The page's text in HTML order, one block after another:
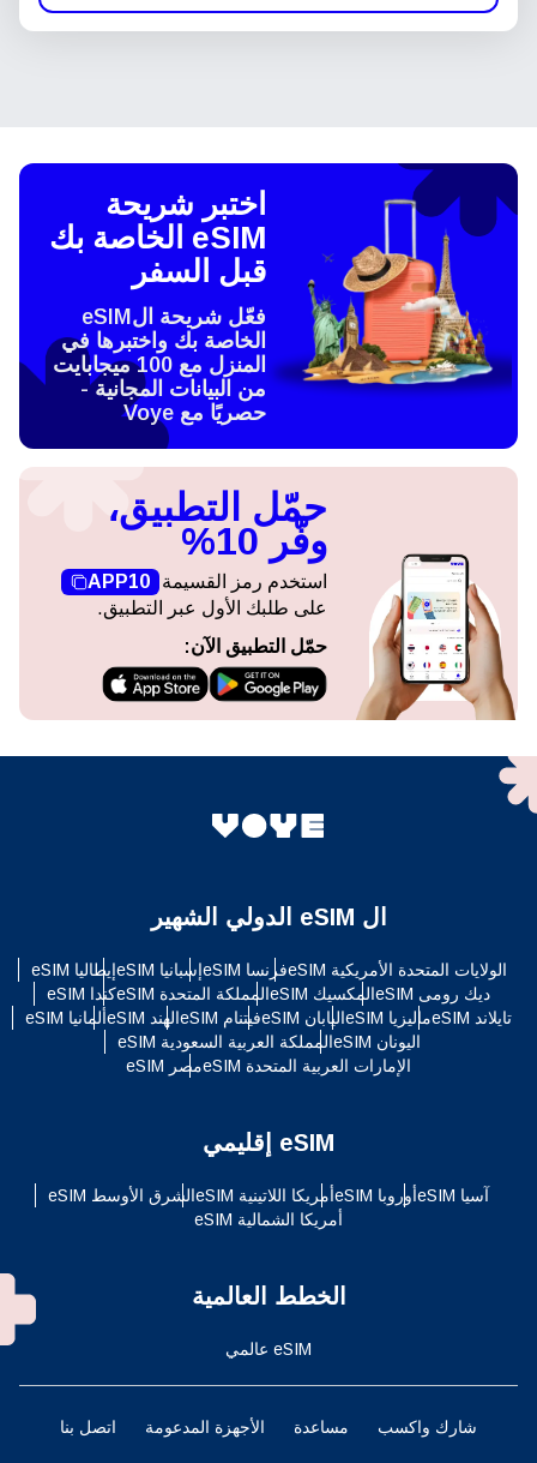
اختبر شريحة
eSIM الخاصة بك
قبل السفر
فعّل شريحة الeSIM
الخاصة بك واختبرها في
المنزل مع 100 ميجابايت
من البيانات المجانية -
حصريًا مع Voye
حمّل التطبيق،
وفّر 10%
استخدم رمز القسيمة
APP10
على طلبك الأول عبر التطبيق.
حمّل التطبيق الآن:
ال eSIM الدولي الشهير
الولايات المتحدة الأمريكية eSIM فرنسا eSIM إسبانيا eSIM
إيطاليا eSIM
ديك رومى eSIM
المكسيك eSIM المملكة المتحدة eSIM
كندا eSIM
تايلاند eSIM
ماليزيا eSIM اليابان eSIM فيتنام eSIM الهند eSIM
ألمانيا eSIM
اليونان eSIM
المملكة العربية السعودية eSIM
الإمارات العربية المتحدة eSIM
مصر eSIM
eSIM إقليمي
آسيا eSIM أوروبا eSIM أمريكا اللاتينية eSIM
الشرق الأوسط eSIM
أمريكا الشمالية eSIM
الخطط العالمية
eSIM عالمي
شارك واكسب مساعدة الأجهزة المدعومة اتصل بنا